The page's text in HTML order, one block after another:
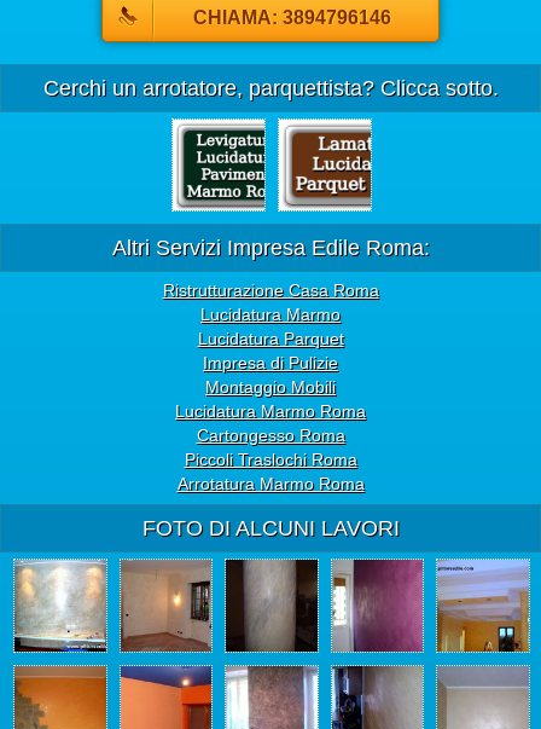
CHIAMA: 3894796146
Cerchi un arrotatore, parquettista? Clicca sotto.
Altri Servizi Impresa Edile Roma:
Ristrutturazione Casa Roma
Lucidatura Marmo
Lucidatura Parquet
Impresa di Pulizie
Montaggio Mobili
Lucidatura Marmo Roma
Cartongesso Roma
Piccoli Traslochi Roma
Arrotatura Marmo Roma
FOTO DI ALCUNI LAVORI